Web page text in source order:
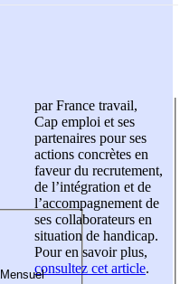
par France travail,
Cap emploi et ses
partenaires pour ses
actions concrètes en
faveur du recrutement,
de l’intégration et de
l’accompagnement de
ses collaborateurs en
situation de handicap.
Pour en savoir plus,
consultez cet article.